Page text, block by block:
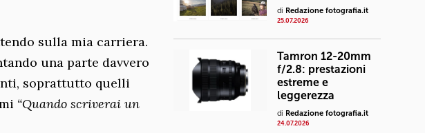
sulla mia carriera.
una parte davvero
soprattutto quelli
“Quando scriverai un
di Redazione fotografia.it
25.07.2026
Tamron 12-20mm
f/2.8: prestazioni
estreme e
leggerezza
di Redazione fotografia.it
24.07.2026